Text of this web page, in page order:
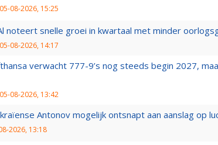
05-08-2026, 15:25
noteert snelle groei in kwartaal met minder
05-08-2026, 14:17
verwacht 777-9’s nog steeds begin 2027,
05-08-2026, 13:42
Antonov mogelijk ontsnapt aan aanslag op
2026, 13:18